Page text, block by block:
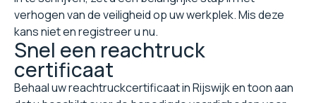
verhogen van de veiligheid op uw werkplek. Mis deze
kans niet en registreer u nu.
Snel een reachtruck
certificaat
Behaal uw reachtruckcertificaat in Rijswijk en toon aan